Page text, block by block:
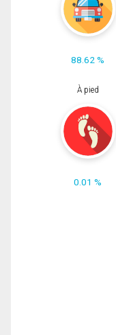
88.62 %
À pied
0.01 %